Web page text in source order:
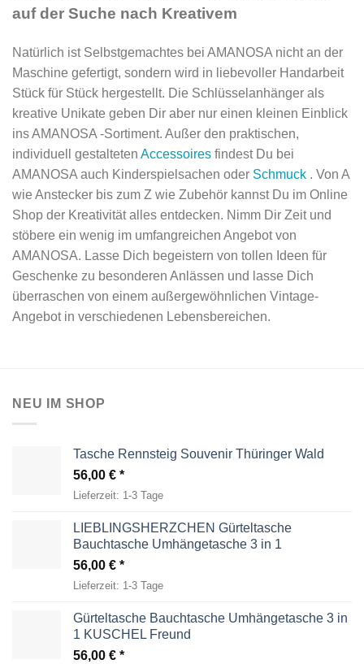
auf der Suche nach Kreativem
Natürlich ist Selbstgemachtes bei AMANOSA nicht an der
Maschine gefertigt, sondern wird in liebevoller Handarbeit
Stück für Stück hergestellt. Die Schlüsselanhänger als
kreative Unikate geben Dir aber nur einen kleinen Einblick
ins AMANOSA -Sortiment. Außer den praktischen,
individuell gestalteten Accessoires findest Du bei
AMANOSA auch Kinderspielsachen oder Schmuck . Von A
wie Anstecker bis zum Z wie Zubehör kannst Du im Online
Shop der Kreativität alles entdecken. Nimm Dir Zeit und
stöbere ein wenig im umfangreichen Angebot von
AMANOSA. Lasse Dich begeistern von tollen Ideen für
Geschenke zu besonderen Anlässen und lasse Dich
überraschen von einem außergewöhnlichen Vintage-
Angebot in verschiedenen Lebensbereichen.
NEU IM SHOP
Tasche Rennsteig Souvenir Thüringer Wald
56,00 €
Lieferzeit: 1-3 Tage
LIEBLINGSHERZCHEN Gürteltasche
Bauchtasche Umhängetasche 3 in 1
56,00 €
Lieferzeit: 1-3 Tage
Gürteltasche Bauchtasche Umhängetasche 3 in
1 KUSCHEL Freund
56,00 €